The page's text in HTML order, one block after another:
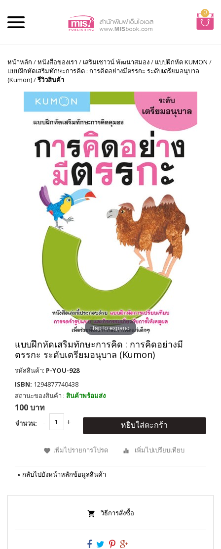
0
หน้าหลัก /หนังสือของเรา / เสริมเชาวน์ พัฒนาสมอง/ แบบฝึกหัด KUMON /
แบบฝึกหัดเสริมทักษะการคิด : การคิดอย่างมีตรรกะ ระดับเตรียมอนุบาล
(Kumon)/รีวิวสินค้า
Tap to expand
แบบฝึกหัดเสริมทักษะการคิด : การคิดอย่างมี
ตรรกะ ระดับเตรียมอนุบาล (Kumon)
รหัสสินค้า: P-YOU-928
ISBN: 1294877740438
สถานะของสินค้า : สินค้าพร้อมส่ง
100 บาท
จำนวน: หยิบใส่ตะกร้า
เพิ่มไปรายการโปรด เพิ่มไปเปรียบเทียบ
« กลับไปยังหน้าหลักข้อมูลสินค้า
วิธีการสั่งซื้อ